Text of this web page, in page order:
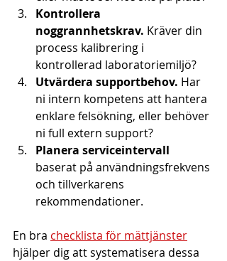
Kontrollera
noggrannhetskrav. Kräver din
process kalibrering i
kontrollerad laboratoriemiljö?
Utvärdera supportbehov. Har
ni intern kompetens att hantera
enklare felsökning, eller behöver
ni full extern support?
Planera serviceintervall
baserat på användningsfrekvens
och tillverkarens
rekommendationer.
En bra checklista för mättjänster
hjälper dig att systematisera dessa